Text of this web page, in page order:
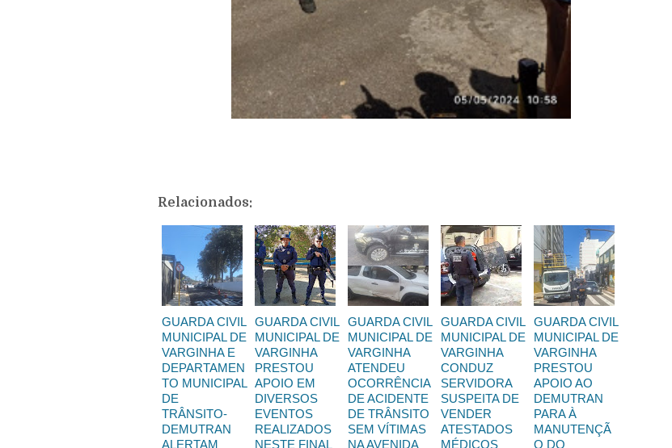
Relacionados:
GUARDA CIVIL
MUNICIPAL DE
VARGINHA E
DEPARTAMEN
TO MUNICIPAL
DE
TRÂNSITO-
DEMUTRAN
ALERTAM
GUARDA CIVIL
MUNICIPAL DE
VARGINHA
PRESTOU
APOIO EM
DIVERSOS
EVENTOS
REALIZADOS
NESTE FINAL
GUARDA CIVIL
MUNICIPAL DE
VARGINHA
ATENDEU
OCORRÊNCIA
DE ACIDENTE
DE TRÂNSITO
SEM VÍTIMAS
NA AVENIDA
GUARDA CIVIL
MUNICIPAL DE
VARGINHA
CONDUZ
SERVIDORA
SUSPEITA DE
VENDER
ATESTADOS
MÉDICOS
GUARDA CIVIL
MUNICIPAL DE
VARGINHA
PRESTOU
APOIO AO
DEMUTRAN
PARA À
MANUTENÇÃ
O DO